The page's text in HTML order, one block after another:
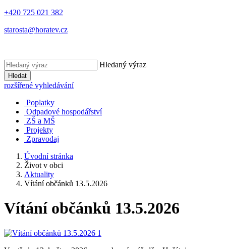
+420 725 021 382
starosta@horatev.cz
Hledaný výraz
Hledat
rozšířené vyhledávání
Poplatky
Odpadové hospodářství
ZŠ a MŠ
Projekty
Zpravodaj
Úvodní stránka
Život v obci
Aktuality
Vítání občánků 13.5.2026
Vítání občánků 13.5.2026